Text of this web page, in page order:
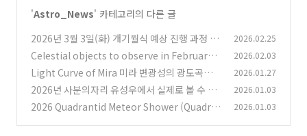
'Astro_News' 카테고리의 다른 글
2026년 3월 3일(화) 개기월식 예상 진행 과정 T
otal Lunar Eclipse on March 3, 2026 (0)
2026.02.25
Celestial objects to observe in February 2
026 2026년 2월의 천체 관측 대상들
(0)
2026.02.03
Light Curve of Mira 미라 변광성의 광도곡선
(0)
2026.01.27
2026년 사분의자리 유성우에서 실제로 볼 수 있
는 시간당 예상 유성수
(0)
2026.01.03
2026 Quadrantid Meteor Shower (Quadra
2026.01.03